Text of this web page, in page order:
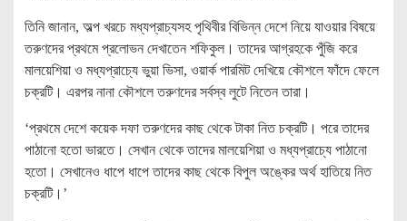
তিনি জানান, অল্প খরচে মধ্যপ্রাচ্যসহ পৃথিবীর বিভিন্ন দেশে নিয়ে যাওয়ার বিষয়ে
তরুণদের প্রথমে প্রলোভন দেখাতেন শফিকুল। তাদের আগ্রহকে পুঁজি করে
মালয়েশিয়া ও মধ্যপ্রাচ্যে ভুয়া ভিসা, ওয়ার্ক পারমিট দেখিয়ে কৌশলে ফাঁদে ফেলে
চক্রটি। এরপর নানা কৌশলে তরুণদের সর্বস্ব লুটে নিতেন তারা।
‘প্রথমে দেশে কয়েক দফা তরুণদের কাছ থেকে টাকা নিত চক্রটি। পরে তাদের
পাঠানো হতো ভারতে। সেখান থেকে তাদের মালয়েশিয়া ও মধ্যপ্রাচ্যে পাঠানো
হতো। সেখানেও ধাপে ধাপে তাদের কাছ থেকে বিপুল অঙ্কের অর্থ হাতিয়ে নিত
চক্রটি।’